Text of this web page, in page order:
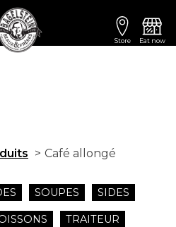
Store Eat now
Café allongé
SOUPES SIDES
TRAITEUR